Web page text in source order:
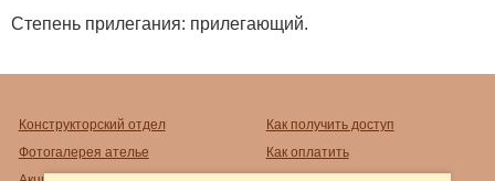
Степень прилегания: прилегающий.
Конструкторский отдел
Фотогалерея ателье
Как получить доступ
Как оплатить